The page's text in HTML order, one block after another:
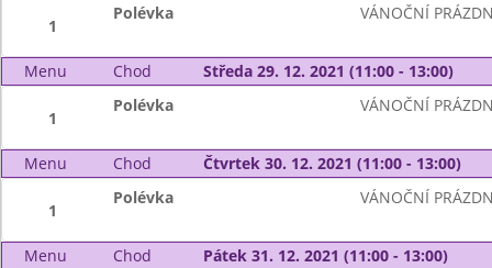
1
Polévka VÁNOČNÍ
Menu Chod Středa 29. 12. 2021 (11:00 - 13:00)
1
Polévka VÁNOČNÍ
Menu Chod Čtvrtek 30. 12. 2021 (11:00 - 13:00)
1
Polévka VÁNOČNÍ
Menu Chod Pátek 31. 12. 2021 (11:00 - 13:00)